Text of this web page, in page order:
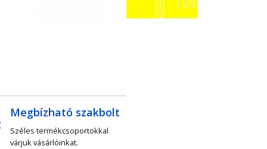
Megbízható szakbolt
Széles termékcsoportokkal
várjuk vásárlóinkat.